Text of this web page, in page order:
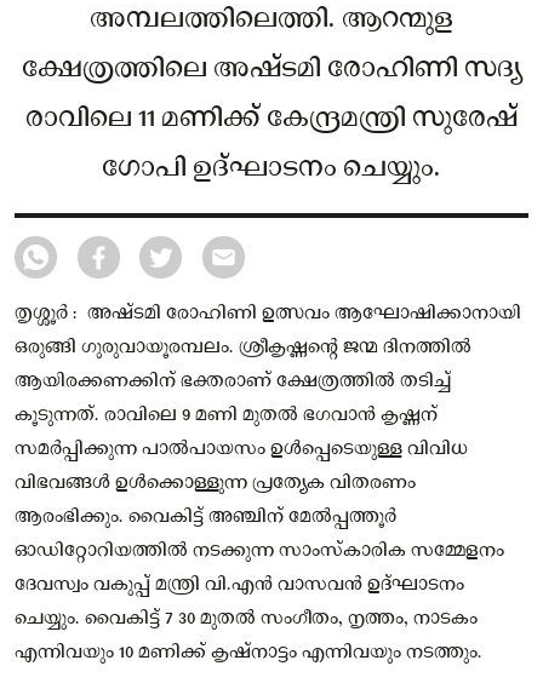
അമ്പലത്തിലെത്തി. ആറന്മുള
ക്ഷേത്രത്തിലെ അഷ്ടമി രോഹിണി സദ്യ
രാവിലെ 11 മണിക്ക് കേന്ദ്രമന്ത്രി സുരേഷ്
ഗോപി ഉദ്‌ഘാടനം ചെയ്യും.
തൃശ്ശൂർ : അഷ്ടമി രോഹിണി ഉത്സവം ആഘോഷിക്കാനായി
ഒരുങ്ങി ഗുരുവായൂരമ്പലം. ശ്രീകൃഷ്ണന്റെ ജന്മ ദിനത്തിൽ
ആയിരക്കണക്കിന് ഭക്തരാണ് ക്ഷേത്രത്തിൽ തടിച്ച്
കൂടുന്നത്. രാവിലെ 9 മണി മുതൽ ഭഗവാൻ കൃഷ്ണന്
സമർപ്പിക്കുന്ന പാൽപായസം ഉൾപ്പെടെയുള്ള വിവിധ
വിഭവങ്ങൾ ഉൾക്കൊള്ളുന്ന പ്രത്യേക വിതരണം
ആരംഭിക്കും. വൈകിട്ട് അഞ്ചിന് മേൽപ്പത്തൂർ
ഓഡിറ്റോറിയത്തിൽ നടക്കുന്ന സാംസ്‌കാരിക സമ്മേളനം
ദേവസ്വം വകുപ്പ് മന്ത്രി വി.എൻ വാസവൻ ഉദ്‌ഘാടനം
ചെയ്യും. വൈകിട്ട് 7 30 മുതൽ സംഗീതം, നൃത്തം, നാടകം
എന്നിവയും 10 മണിക്ക് കൃഷ്നാട്ടം എന്നിവയും നടത്തും.